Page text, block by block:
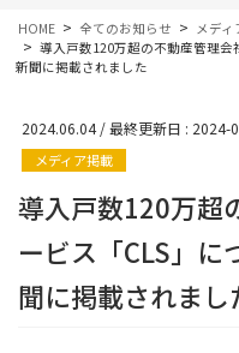
HOME 全てのお知らせ
メディ
導入戸数120万超の不動産管理会
新聞に掲載されました
2024.06.04 / 最終更新日 : 2024-
メディア掲載
導入戸数120万超
ービス「CLS」に
聞に掲載されまし